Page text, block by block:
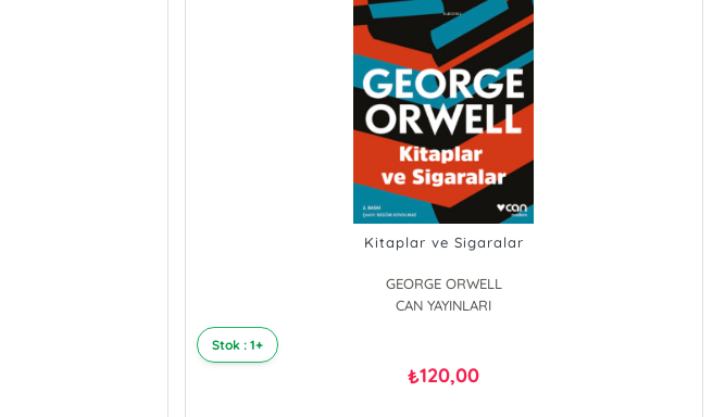
Kitaplar ve Sigaralar
GEORGE ORWELL
CAN YAYINLARI
Stok : 1+
₺120,00